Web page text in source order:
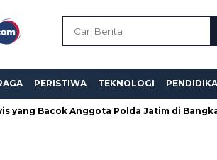
PERISTIWA TEKNOLOGI
Anggota Polda Jatim di Bangkalan